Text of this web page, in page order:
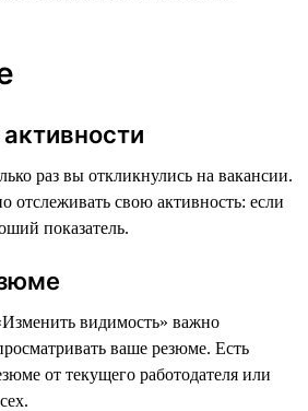
раз вы откликнулись на вакансии.
отслеживать свою активность: если
показатель.
видимость» важно
ваше резюме. Есть
от текущего работодателя или